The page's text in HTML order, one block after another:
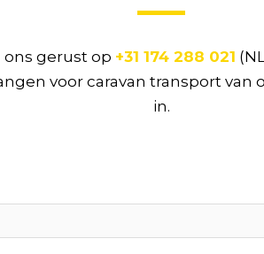
ons gerust op +31 174 288 021
voor caravan transport van
in.